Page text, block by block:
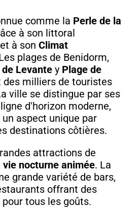
comme la Perle de la
à son littoral
à son Climat
plages de Benidorm,
Levantey Plage de
milliers de touristes
ville se distingue par ses
d'horizon moderne,
aspect unique par
destinations côtières.
attractions de
vie nocturne animée. La
grande variété de bars,
offrant des
tous les goûts.